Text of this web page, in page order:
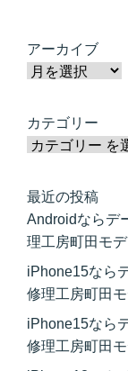
アーカイブ
カテゴリー
最近の投稿
Androidならデ
理工房町田モデ
iPhone15なら
修理工房町田モ
iPhone15なら
修理工房町田モ